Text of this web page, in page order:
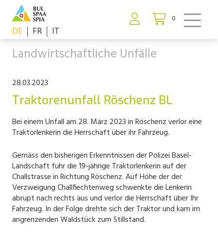
0
DE FR IT
Landwirtschaftliche Unfälle
28.03.2023
Traktorenunfall Röschenz BL
Bei einem Unfall am 28. März 2023 in Röschenz verlor eine
Traktorlenkerin die Herrschaft über ihr Fahrzeug.
Gemäss den bisherigen Erkenntnissen der Polizei Basel-
Landschaft fuhr die 19-jährige Traktorlenkerin auf der
Challstrasse in Richtung Röschenz. Auf Höhe der der
Verzweigung Challfiechtenweg schwenkte die Lenkerin
abrupt nach rechts aus und verlor die Herrschaft über Ihr
Fahrzeug. In der Folge drehte sich der Traktor und kam im
angrenzenden Waldstück zum Stillstand.